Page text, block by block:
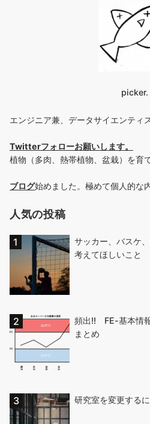
picker.
エンジニア兼、データサイエンティ
Twitterフォローお願いします。
植物（多肉、熱帯植物、盆栽）を育
ブログ始めました。極めて個人的な
人気の投稿
サッカー、バスケ
考えてほしいこと
頻出!! FE-基本情
まとめ
研究室を変更する